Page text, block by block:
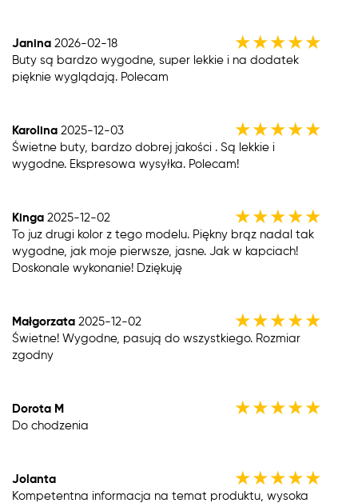
Janina 2026-02-18 ★★★★★
Buty są bardzo wygodne, super lekkie i na dodatek
pięknie wyglądają. Polecam
Karolina 2025-12-03 ★★★★★
Świetne buty, bardzo dobrej jakości . Są lekkie i
wygodne. Ekspresowa wysyłka. Polecam!
Kinga 2025-12-02 ★★★★★
To juz drugi kolor z tego modelu. Piękny brąz nadal tak
wygodne, jak moje pierwsze, jasne. Jak w kapciach!
Doskonale wykonanie! Dziękuję
Małgorzata 2025-12-02 ★★★★★
Świetne! Wygodne, pasują do wszystkiego. Rozmiar
zgodny
Dorota M ★★★★★
Do chodzenia
Jolanta ★★★★★
Kompetentna informacja na temat produktu, wysoka